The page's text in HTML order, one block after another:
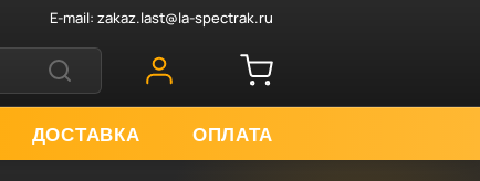
E-mail: zakaz.last@la-spectrak.ru
ДОСТАВКА ОПЛАТА